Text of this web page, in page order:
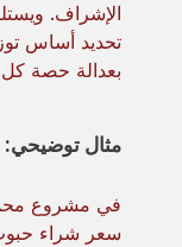
الإشراف.
بعدالة حصة كل
مثال
في مشروع
سعر شراء